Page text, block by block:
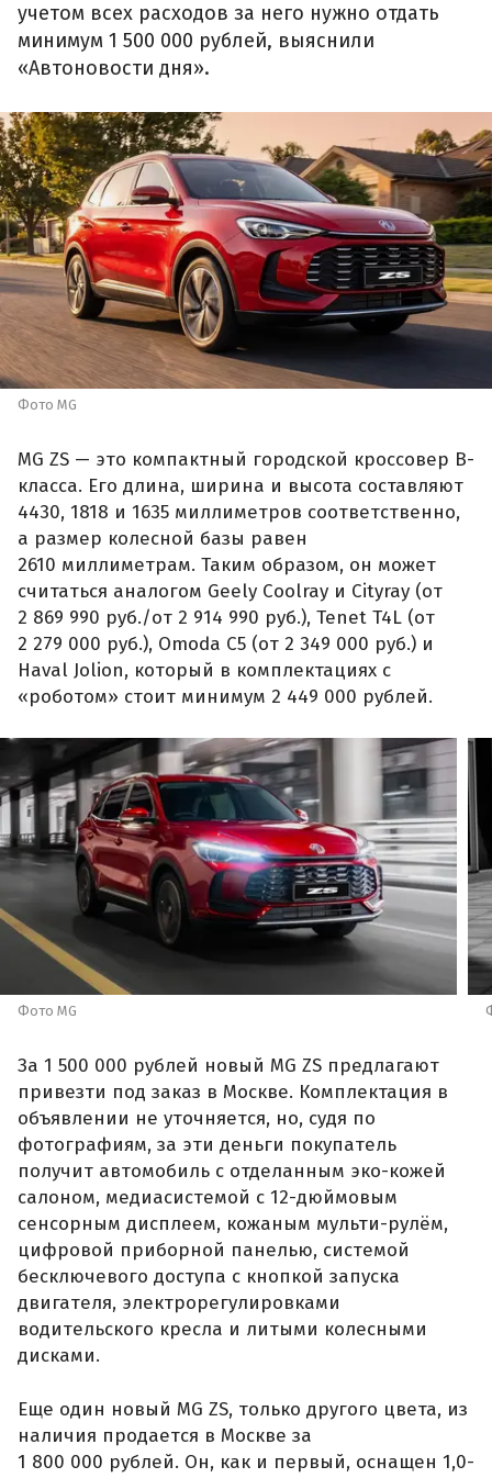
учетом всех расходов за него нужно отдать
минимум 1 500 000 рублей, выяснили
«Автоновости дня».
Фото MG
MG ZS — это компактный городской кроссовер B-
класса. Его длина, ширина и высота составляют
4430, 1818 и 1635 миллиметров соответственно,
а размер колесной базы равен
2610 миллиметрам. Таким образом, он может
считаться аналогом Geely Coolray и Cityray (от
2 869 990 руб./от 2 914 990 руб.), Tenet T4L (от
2 279 000 руб.), Omoda C5 (от 2 349 000 руб.) и
Haval Jolion, который в комплектациях с
«роботом» стоит минимум 2 449 000 рублей.
Фото MG
За 1 500 000 рублей новый MG ZS предлагают
привезти под заказ в Москве. Комплектация в
объявлении не уточняется, но, судя по
фотографиям, за эти деньги покупатель
получит автомобиль с отделанным эко-кожей
салоном, медиасистемой с 12-дюймовым
сенсорным дисплеем, кожаным мульти-рулём,
цифровой приборной панелью, системой
бесключевого доступа с кнопкой запуска
двигателя, электрорегулировками
водительского кресла и литыми колесными
дисками.
Еще один новый MG ZS, только другого цвета, из
наличия продается в Москве за
1 800 000 рублей. Он, как и первый, оснащен 1,0-